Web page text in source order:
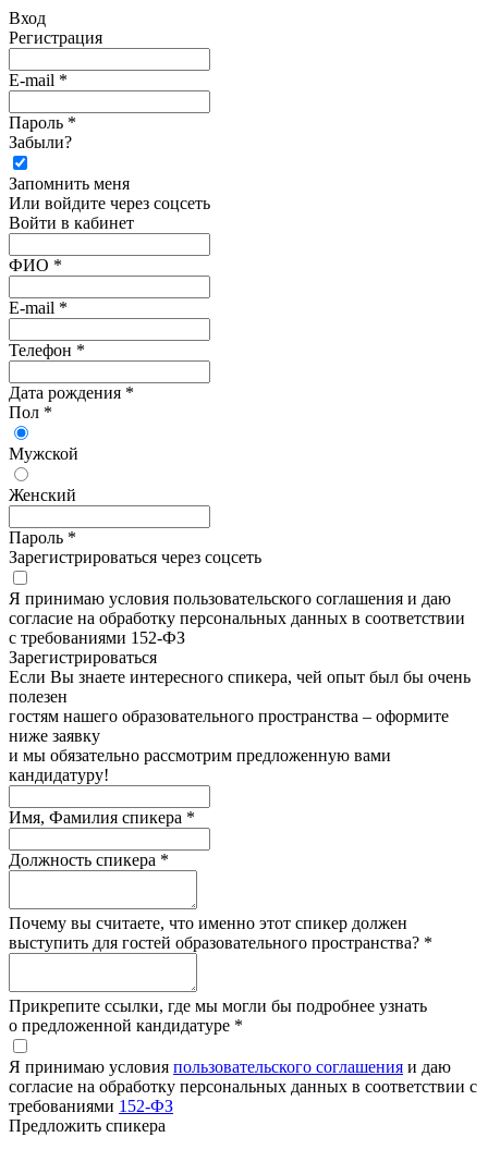
Вход
Регистрация
E-mail *
Пароль *
Забыли?
Запомнить меня
Или войдите через соцсеть
Войти в кабинет
ФИО *
E-mail *
Телефон *
Дата рождения *
Пол *
Мужской
Женский
Пароль *
Зарегистрироваться через соцсеть
Я принимаю условия пользовательского соглашения и даю
согласие на обработку персональных данных в соответствии
с требованиями 152-ФЗ
Зарегистрироватьcя
Если Вы знаете интересного спикера, чей опыт был бы очень
полезен
гостям нашего образовательного пространства – оформите
ниже заявку
и мы обязательно рассмотрим предложенную вами
кандидатуру!
Имя, Фамилия спикера *
Должность спикера *
Почему вы считаете, что именно этот спикер должен
выступить для гостей образовательного пространства? *
Прикрепите ссылки, где мы могли бы подробнее узнать
о предложенной кандидатуре *
Я принимаю условия пользовательского соглашения и даю
согласие на обработку персональных данных в соответствии с
требованиями 152-ФЗ
Предложить спикера